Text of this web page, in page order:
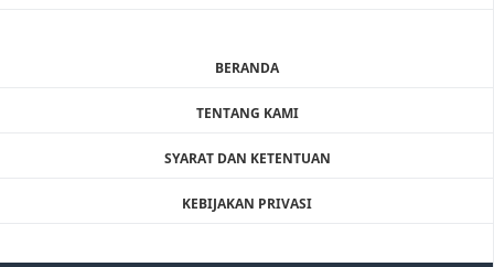
BERANDA
TENTANG KAMI
SYARAT DAN KETENTUAN
KEBIJAKAN PRIVASI